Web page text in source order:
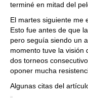
terminé en mitad del
El martes siguiente me
Esto fue antes de que
pero seguía siendo un
momento tuve la visión
dos torneos
oponer mucha
Algunas citas del